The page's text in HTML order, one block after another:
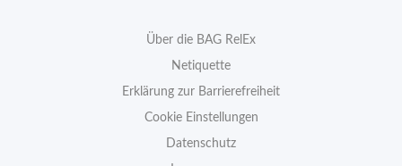
Über die BAG RelEx
Netiquette
Erklärung zur Barrierefreiheit
Cookie Einstellungen
Datenschutz